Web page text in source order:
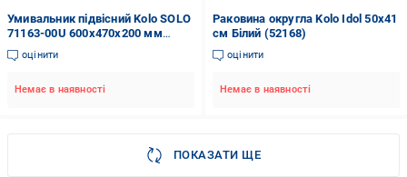
Умивальник підвісний Kolo SOLO
71163-00U 600x470x200 мм
Білий (71135)
оцінити
Немає в наявності
Раковина округла Kolo Idol 50х41
см Білий (52168)
оцінити
Немає в наявності
ПОКАЗАТИ ЩЕ